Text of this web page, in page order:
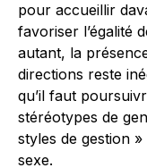
pour accueillir
favoriser l’égalité
autant, la
directions reste
qu’il faut
stéréotypes de
styles de gestion
sexe.